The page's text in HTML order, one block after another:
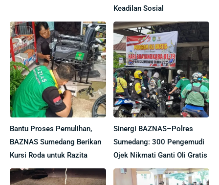
Keadilan Sosial
Bantu Proses Pemulihan,
BAZNAS Sumedang Berikan
Kursi Roda untuk Razita
Sinergi BAZNAS–Polres
Sumedang: 300 Pengemudi
Ojek Nikmati Ganti Oli Gratis